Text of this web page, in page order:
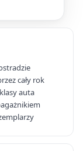
cały rok
auta